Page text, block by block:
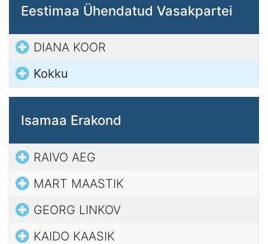
Eestimaa Ühendatud Vasakpartei
DIANA KOOR
Kokku
Isamaa Erakond
RAIVO AEG
MART MAASTIK
GEORG LINKOV
KAIDO KAASIK